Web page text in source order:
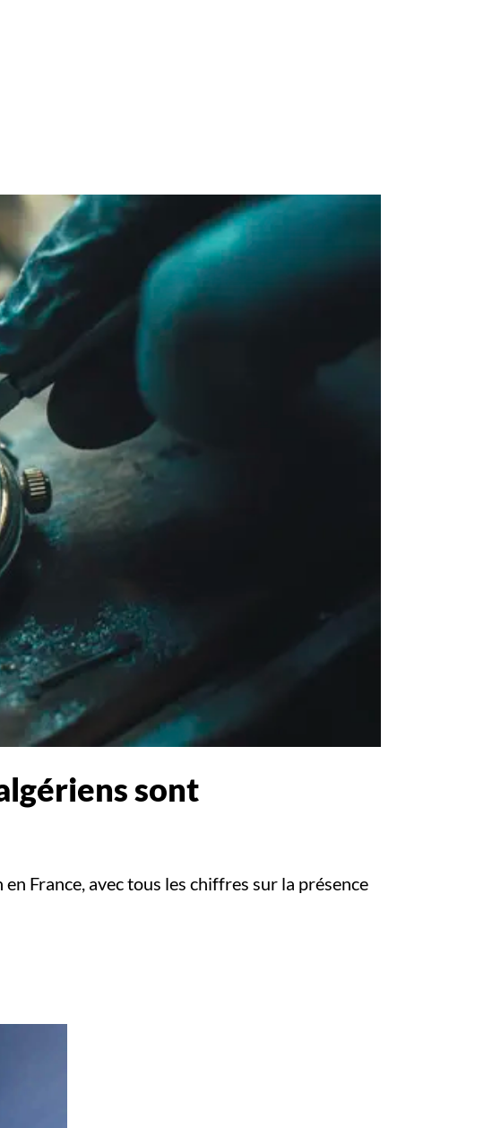
sont
France, avec tous les chiffres sur la présence